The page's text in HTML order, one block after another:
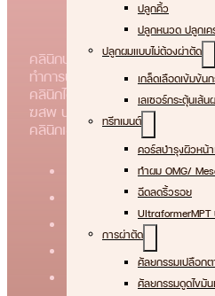
ปลูกคิ้ว
ปลูกหนวด ปลูกเค
ปลูกผมแบบไม่ต้องผ่าตัด
เกล็ดเลือดเข้มข้น
เลเซอร์กระตุ้นเส้น
ทรีทเมนต์
คอร์สบำรุงผิวหน้
ทําผม OMG/
ฉีดลดริ้วรอย
การผ่าตัด
ศัลยกรรมเปลือกต
ศัลยกรรมดูดไขมัน
คลินิกปลูกผมถาวร ปลูกคิ้ว ปลูกห
ทำการนัดหมายเพื่อปรึกษากับแพทย์
คลินิกได้ทันที
ฆสพ นฐ.๓๕/๒๕๖๗
คลินิกเฉพาะทางด้านเวชกรรมศัลย